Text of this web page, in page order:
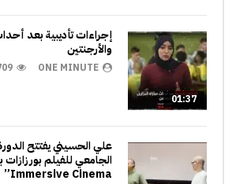
01:37
إجراءات تأديبية بعد
والأرجنتين
ONE MINUTE
Immersive Cinema”